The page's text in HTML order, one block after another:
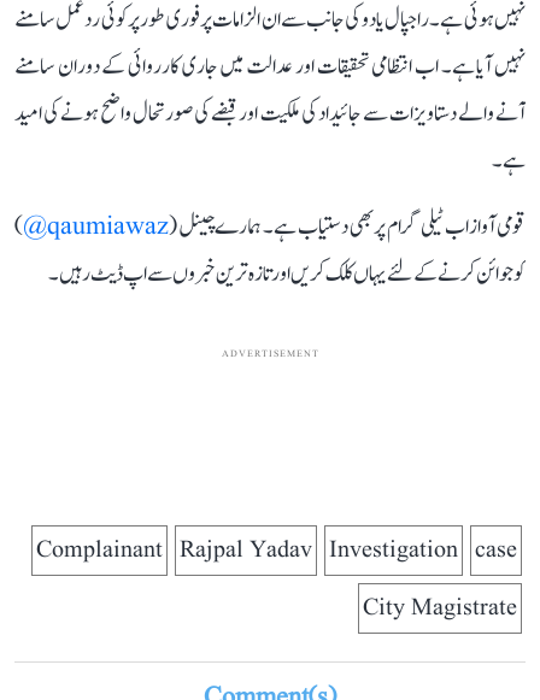
نہیں ہوئی ہے۔ راجپال یادو کی جانب سے ان الزامات پر فوری طور پر کوئی ردعمل سامنے
نہیں آیا ہے۔ اب انتظامی تحقیقات اور عدالت میں جاری کارروائی کے دوران سامنے
آنے والے دستاویزات سے جائیداد کی ملکیت اور قبضے کی صورتحال واضح ہونے کی امید
ہے۔
قومی آواز اب ٹیلی گرام پر بھی دستیاب ہے۔ ہمارے چینل (qaumiawaz@
)
کو جوائن کرنے کے لئے یہاں کلک کریں اور تازہ ترین خبروں سے اپ ڈیٹ رہیں۔
ADVERTISEMENT
case
Investigation
Rajpal Yadav
Complainant
City Magistrate